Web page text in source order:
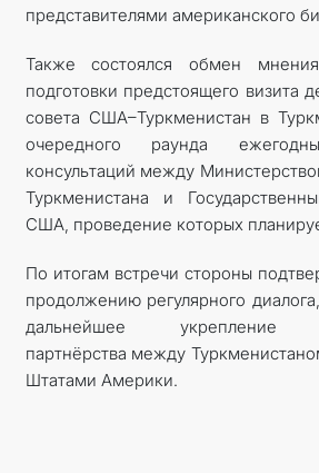
представителями американского
Также состоялся обмен
подготовки предстоящего визита
совета США–Туркменистан в
очередного раунда
консультаций между
Туркменистана и
США, проведение которых
По итогам встречи стороны
продолжению регулярного
дальнейшее укрепление
партнёрства между
Штатами Америки.